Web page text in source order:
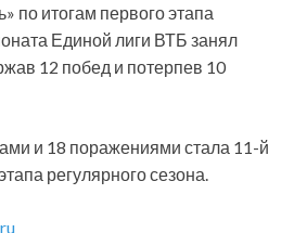
по итогам первого этапа
Единой лиги ВТБ занял
12 побед и потерпев 10
и 18 поражениями стала 11-й
регулярного сезона.